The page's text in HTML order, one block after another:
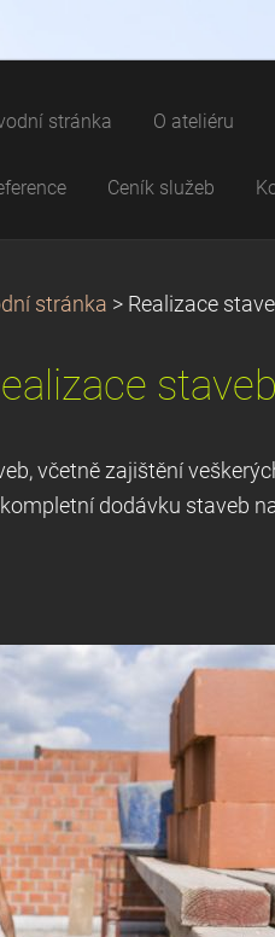
stránka O ateliéru
Ceník služeb
stránka > Realizace
staveb
včetně zajištění
dodávku staveb